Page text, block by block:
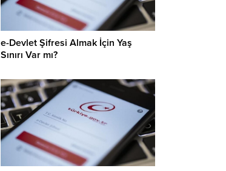
e-Devlet Şifresi Almak İçin Yaş
Sınırı Var mı?